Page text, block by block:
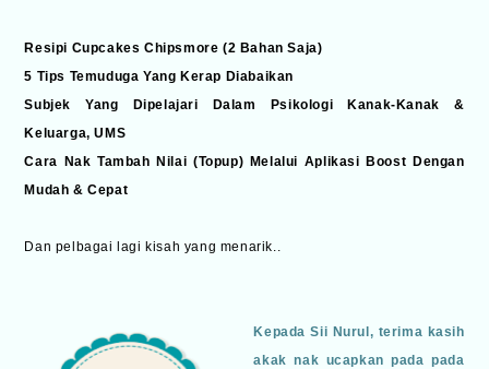
Resipi Cupcakes Chipsmore (2 Bahan Saja)
5 Tips Temuduga Yang Kerap Diabaikan
Subjek Yang Dipelajari Dalam Psikologi Kanak-Kanak &
Keluarga, UMS
Cara Nak Tambah Nilai (Topup) Melalui Aplikasi Boost Dengan
Mudah & Cepat
Dan pelbagai lagi kisah yang menarik..
Kepada Sii Nurul, terima kasih
akak nak ucapkan pada pada